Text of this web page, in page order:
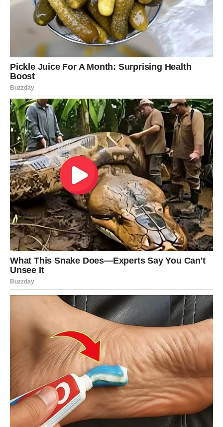
Škorpijama dolazi finansijski napredak.
Moguća je zarada, poslovna ponuda ili prilika koja
značajno popravlja vašu situaciju.
Obilje kuca na vaša vrata
Pred vama su veoma snažni trenuci.
STRIJELAC
Pred vama su dani puni optimizma i novih iskustava.
Jedna odluka mogla bi otvoriti put prema nečemu o čemu
dugo razmišljate.
Sreća prati hrabre poteze
Pred vama su veoma pozitivni trenuci.
JARAC
Jarčevima dolazi potvrda da se trud isplati.
Rezultati rada postaju vidljivi, a osjećaj sigurnosti raste iz
dana u dan.
Nagrada za strpljenje konačno
stiže